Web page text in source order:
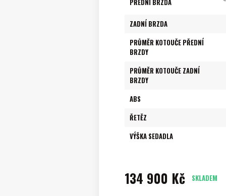
PŘEDNÍ BRZDA
ZADNÍ BRZDA
PRŮMĚR KOTOUČE PŘEDNÍ
BRZDY
PRŮMĚR KOTOUČE ZADNÍ
BRZDY
ABS
ŘETĚZ
VÝŠKA SEDADLA
134 900 Kč SKLADEM